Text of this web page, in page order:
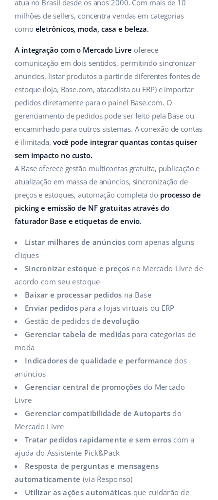
Gestão de Envios
Automação do fluxo de trabalho
Base Connect
Base Analytics
Produtos infantis
Eletrônicos
Peças automotivas
Supermercado
Saúde e beleza
Moda
Ajuda
Academy
Blog
Serviços
Auditoria de contas
Outros
Casos de Sucesso
Calculadora de benefícios
Colaboração e parcerias
Contato
english (GB)
english (IN)
čeština
deutsch
Ελληνικά
español (AR)
español (MX)
Français
Italiano
português (BR)
română
atua no Brasil desde os anos 2000. Com mais de 10
milhões de sellers, concentra vendas em categorias
como eletrônicos, moda, casa e beleza.
A integração com o Mercado Livre oferece
comunicação em dois sentidos, permitindo sincronizar
anúncios, listar produtos a partir de diferentes fontes de
estoque (loja, Base.com, atacadista ou ERP) e importar
pedidos diretamente para o painel Base.com. O
gerenciamento de pedidos pode ser feito pela Base ou
encaminhado para outros sistemas. A conexão de contas
é ilimitada, você pode integrar quantas contas quiser
sem impacto no custo.
A Base oferece gestão multicontas gratuita, publicação e
atualização em massa de anúncios, sincronização de
preços e estoques, automação completa do processo de
picking e emissão de NF gratuitas através do
faturador Base e etiquetas de envio.
Listar milhares de anúncioscom apenas alguns
cliques
Sincronizar estoque e preços no Mercado Livre de
acordo com seu estoque
Baixar e processar pedidos na Base
Enviar pedidos para a lojas virtuais ou ERP
Gestão de pedidos dedevolução
Gerenciar tabela de medidaspara categorias de
moda
Indicadores de qualidade e performance dos
anúncios
Gerenciar central de promoções do Mercado
Livre
Gerenciar compatibilidade de Autoparts do
Mercado Livre
Tratar pedidos rapidamente e sem erros com a
ajuda do Assistente Pick&Pack
Resposta de perguntas e mensagens
automaticamente (via Responso)
Utilizar as ações automáticas que cuidarão de